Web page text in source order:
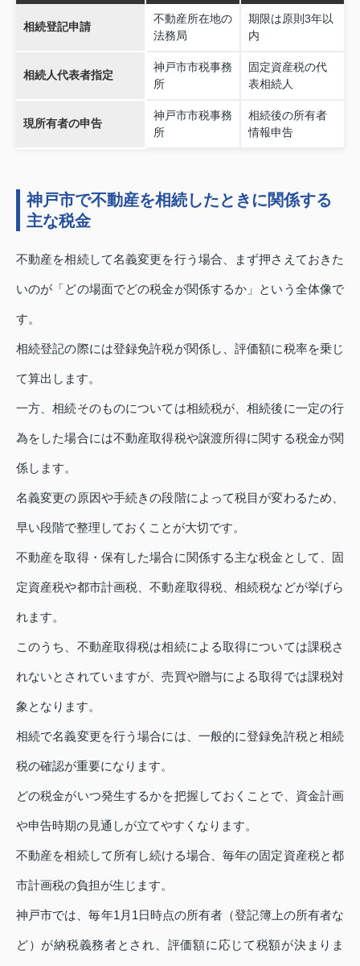
相続登記申請
不動産所在地の
法務局
期限は原則3年以
内
相続人代表者指定
神戸市市税事務
所
固定資産税の代
表相続人
現所有者の申告
神戸市市税事務
所
相続後の所有者
情報申告
神戸市で不動産を相続したときに関係する
主な税金
不動産を相続して名義変更を行う場合、まず押さえておきた
いのが「どの場面でどの税金が関係するか」という全体像で
す。
相続登記の際には登録免許税が関係し、評価額に税率を乗じ
て算出します。
一方、相続そのものについては相続税が、相続後に一定の行
為をした場合には不動産取得税や譲渡所得に関する税金が関
係します。
名義変更の原因や手続きの段階によって税目が変わるため、
早い段階で整理しておくことが大切です。
不動産を取得・保有した場合に関係する主な税金として、固
定資産税や都市計画税、不動産取得税、相続税などが挙げら
れます。
このうち、不動産取得税は相続による取得については課税さ
れないとされていますが、売買や贈与による取得では課税対
象となります。
相続で名義変更を行う場合には、一般的に登録免許税と相続
税の確認が重要になります。
どの税金がいつ発生するかを把握しておくことで、資金計画
や申告時期の見通しが立てやすくなります。
不動産を相続して所有し続ける場合、毎年の固定資産税と都
市計画税の負担が生じます。
神戸市では、毎年1月1日時点の所有者（登記簿上の所有者な
ど）が納税義務者とされ、評価額に応じて税額が決まりま